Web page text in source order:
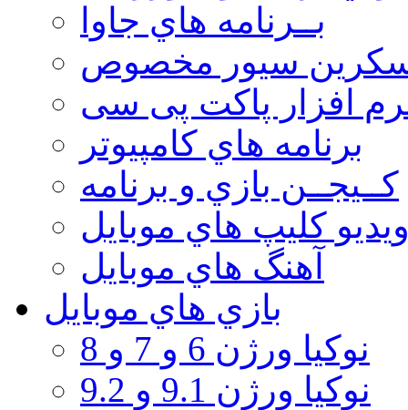
بــرنامه هاي جاوا
سيور مخصوص
افزار پاکت پی سی
برنامه هاي كامپيوتر
كــيجــن بازي و برنامه
كليپ هاي موبايل
آهنگ هاي موبايل
بازي هاي موبايل
نوكيا ورژن 6 و 7 و 8
نوكيا ورژن 9.1 و 9.2